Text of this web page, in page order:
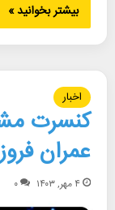
بیشتر بخوانید »
اخبار
کنسرت
عمران
۴ مهر, ۱۴۰۳ ۰